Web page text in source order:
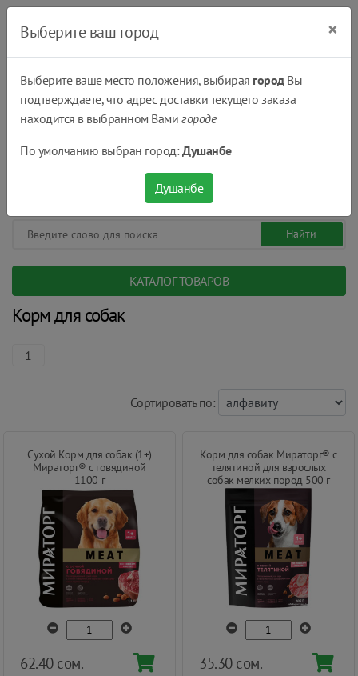
КАТАЛОГ ТОВАРОВ
Корм для собак
1
Cортировать по:
Сухой Корм для собак (1+)
Мираторг® с говядиной
1100 г
62.40 сом.
Корм для собак Мираторг® с
телятиной для взрослых
собак мелких пород 500 г
35.30 сом.
Выберите ваш город ×
Выберите ваше место положения, выбирая городВы
подтверждаете, что адрес доставки текущего заказа
находится в выбранном Вамигороде
По умолчанию выбран город:Душанбе
Душанбе